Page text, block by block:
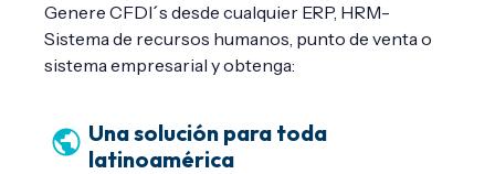
Genere CFDI´s desde cualquier ERP, HRM-
Sistema de recursos humanos, punto de venta o
sistema empresarial y obtenga:
Una solución para toda
latinoamérica